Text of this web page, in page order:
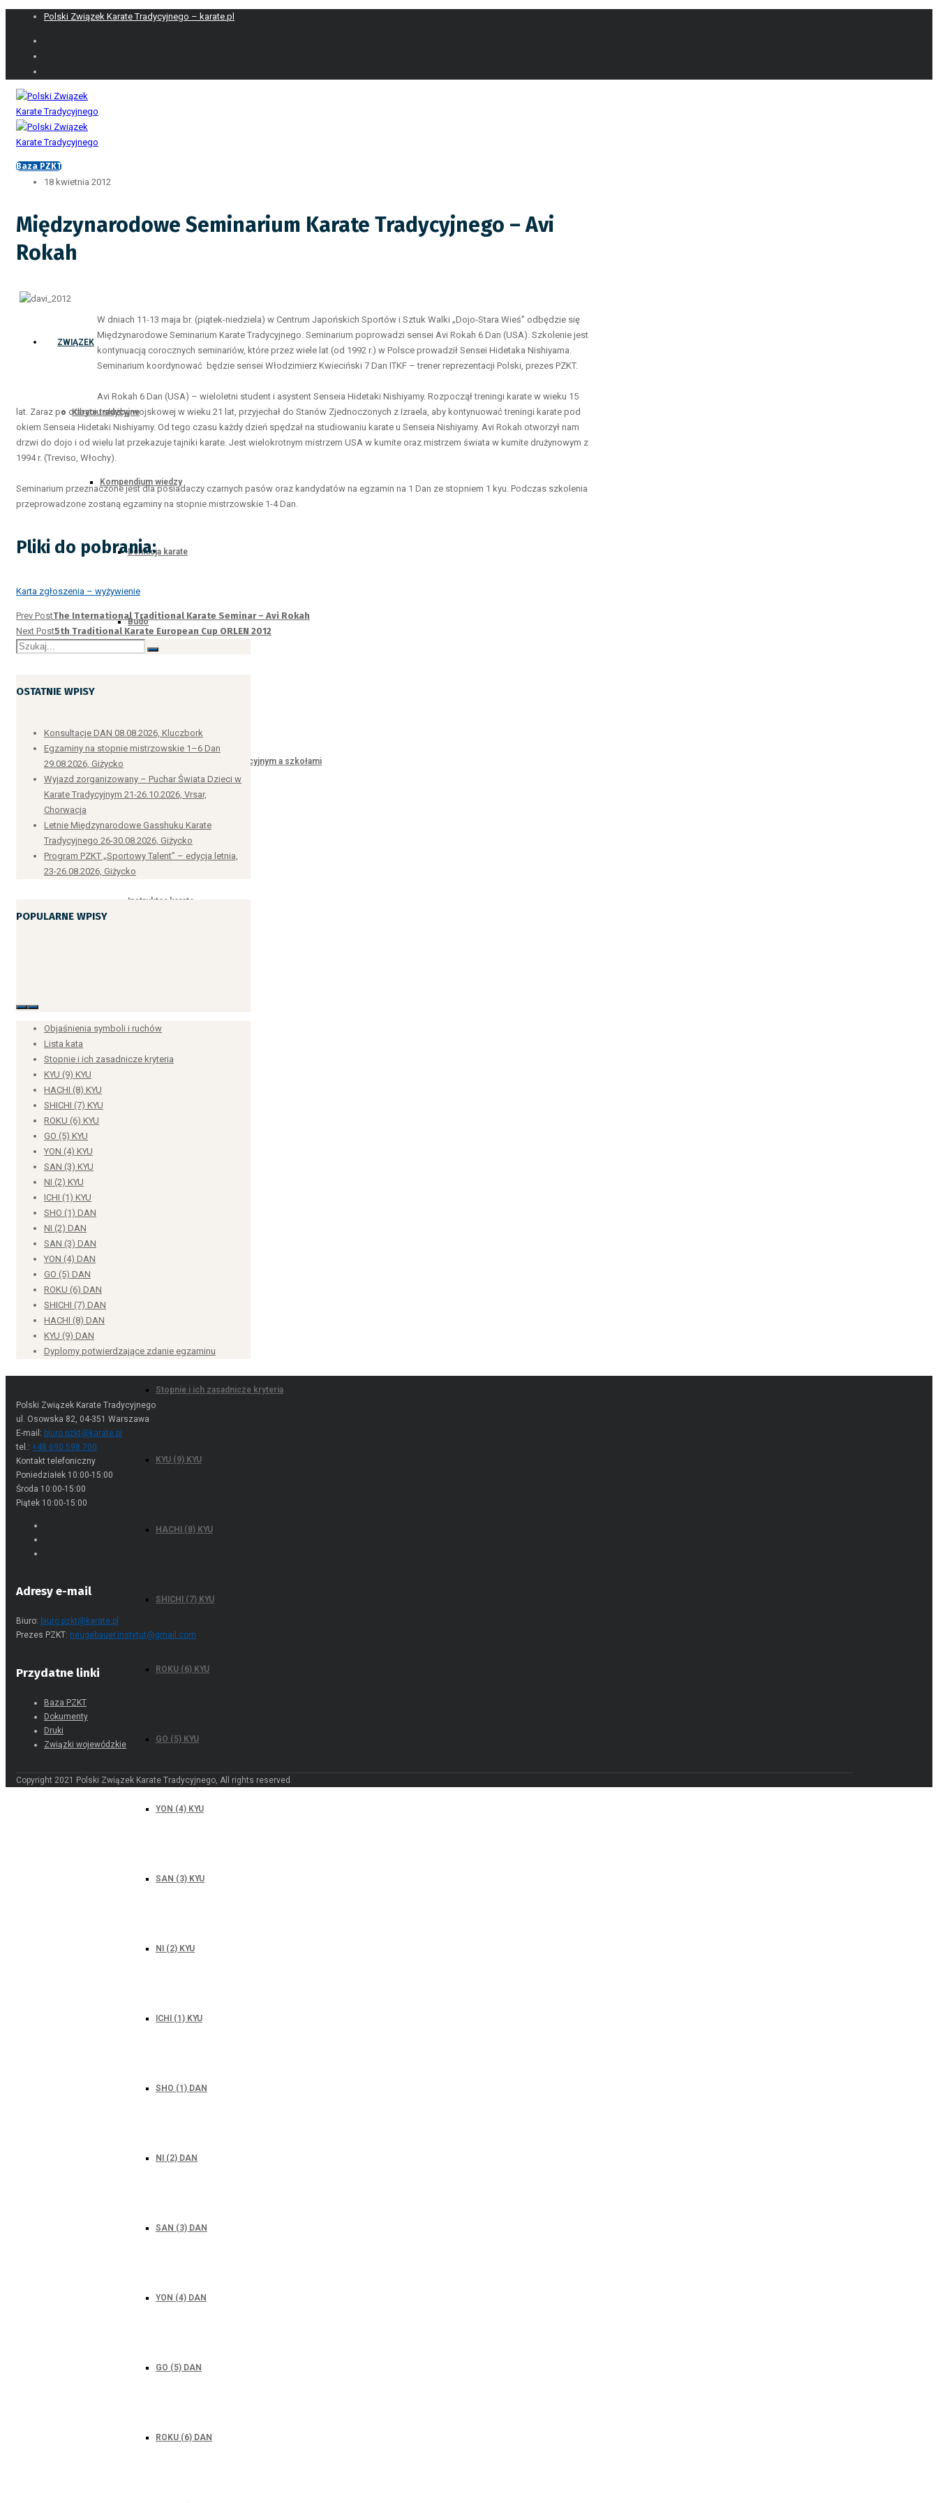
Polski Związek Karate Tradycyjnego – karate.pl
Baza PZKT
ZWIĄZEK
Karate tradycyjne
Kompendium wiedzy
Definicja karate
Budo
Różnice pomiędzy karate tradycyjnym a szkołami
nowoczesnymi
Instruktor karate
Stopnie i ich zasadnicze kryteria
KYU (9) KYU
HACHI (8) KYU
SHICHI (7) KYU
ROKU (6) KYU
GO (5) KYU
YON (4) KYU
SAN (3) KYU
NI (2) KYU
ICHI (1) KYU
SHO (1) DAN
NI (2) DAN
SAN (3) DAN
YON (4) DAN
GO (5) DAN
ROKU (6) DAN
18 kwietnia 2012
Międzynarodowe Seminarium Karate Tradycyjnego – Avi
Rokah
W dniach 11-13 maja br. (piątek-niedziela) w Centrum Japońskich Sportów i Sztuk Walki „Dojo-Stara Wieś” odbędzie się
Międzynarodowe Seminarium Karate Tradycyjnego. Seminarium poprowadzi sensei Avi Rokah 6 Dan (USA). Szkolenie jest
kontynuacją corocznych seminariów, które przez wiele lat (od 1992 r.) w Polsce prowadził Sensei Hidetaka Nishiyama.
Seminarium koordynować będzie sensei Włodzimierz Kwieciński 7 Dan ITKF – trener reprezentacji Polski, prezes PZKT.
Avi Rokah 6 Dan (USA) – wieloletni student i asystent Senseia Hidetaki Nishiyamy. Rozpoczął treningi karate w wieku 15
lat. Zaraz po odbyciu służby wojskowej w wieku 21 lat, przyjechał do Stanów Zjednoczonych z Izraela, aby kontynuować treningi karate pod
okiem Senseia Hidetaki Nishiyamy. Od tego czasu każdy dzień spędzał na studiowaniu karate u Senseia Nishiyamy. Avi Rokah otworzył nam
drzwi do dojo i od wielu lat przekazuje tajniki karate. Jest wielokrotnym mistrzem USA w kumite oraz mistrzem świata w kumite drużynowym z
1994 r. (Treviso, Włochy).
Seminarium przeznaczone jest dla posiadaczy czarnych pasów oraz kandydatów na egzamin na 1 Dan ze stopniem 1 kyu. Podczas szkolenia
przeprowadzone zostaną egzaminy na stopnie mistrzowskie 1-4 Dan.
Pliki do pobrania:
Karta zgłoszenia – wyżywienie
Prev PostThe International Traditional Karate Seminar – Avi Rokah
Next Post5th Traditional Karate European Cup ORLEN 2012
OSTATNIE WPISY
Konsultacje DAN 08.08.2026, Kluczbork
Egzaminy na stopnie mistrzowskie 1–6 Dan
29.08.2026, Giżycko
Wyjazd zorganizowany – Puchar Świata Dzieci w
Karate Tradycyjnym 21-26.10.2026, Vrsar,
Chorwacja
Letnie Międzynarodowe Gasshuku Karate
Tradycyjnego 26-30.08.2026, Giżycko
Program PZKT „Sportowy Talent” – edycja letnia,
23-26.08.2026, Giżycko
POPULARNE WPISY
Objaśnienia symboli i ruchów
Lista kata
Stopnie i ich zasadnicze kryteria
KYU (9) KYU
HACHI (8) KYU
SHICHI (7) KYU
ROKU (6) KYU
GO (5) KYU
YON (4) KYU
SAN (3) KYU
NI (2) KYU
ICHI (1) KYU
SHO (1) DAN
NI (2) DAN
SAN (3) DAN
YON (4) DAN
GO (5) DAN
ROKU (6) DAN
SHICHI (7) DAN
HACHI (8) DAN
KYU (9) DAN
Polski Związek Karate Tradycyjnego
ul. Osowska 82, 04-351 Warszawa
E-mail:biuro.pzkt@karate.pl
tel.:+48 690 598 700
Kontakt telefoniczny
Poniedziałek 10:00-15:00
Środa 10:00-15:00
Biuro:biuro.pzkt@karate.pl
Baza PZKT
Dokumenty
Druki